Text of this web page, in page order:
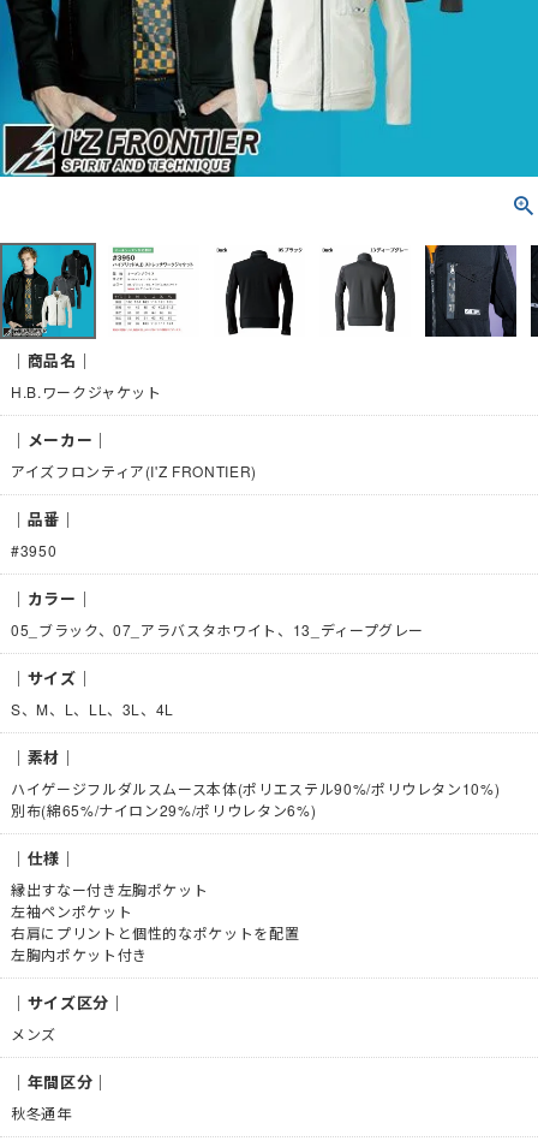
｜商品名｜
H.B.ワークジャケット
｜メーカー｜
アイズフロンティア(I'Z FRONTIER)
｜品番｜
#3950
｜カラー｜
05_ブラック、07_アラバスタホワイト、13_ディープグレー
｜サイズ｜
S、M、L、LL、3L、4L
｜素材｜
ハイゲージフルダルスムース本体(ポリエステル90%/ポリウレタン10%)
別布(綿65%/ナイロン29%/ポリウレタン6%)
｜仕様｜
縁出すなー付き左胸ポケット
左袖ペンポケット
右肩にプリントと個性的なポケットを配置
左胸内ポケット付き
｜サイズ区分｜
メンズ
｜年間区分｜
秋冬通年